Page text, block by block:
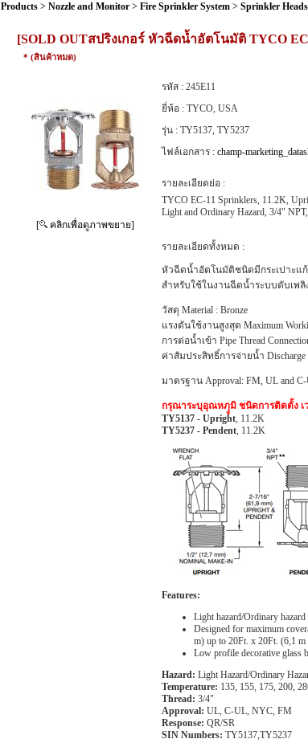
Products > Nozzle and Monitor > Fire Sprinkler System > Sprinkler Heads
[SOLD OUTสปริงเกอร์ หัวฉีดน้ำอัตโนมัติ TYCO
* (สินค้าหมด)
[ คลิกเพื่อดูภาพขยาย]
รหัส : 245E11
ยี่ห้อ : TYCO, USA
รุ่น : TY5137, TY5237
ไฟล์เอกสาร : champ-
รายละเอียดย่อ :
TYCO EC-11 Sprinklers, 11.2K,
Light and Ordinary Hazard, 3/4"
รายละเอียดทั้งหมด :
หัวฉีดน้ำอัตโนมัติชนิดมีกระเปาะแ
สำหรับใช้ในงานฉีดน้ำระบบดับเพลิ
วัสดุ Material : Bronze
แรงดันใช้งานสูงสุด Maximum
การต่อน้ำเข้า Pipe Thread
ค่าสัมประสิทธิ์การจ่ายน้ำ Discharge
มาตรฐาน Approval: FM, UL and C-
กรุณาระบุอุณหภุูมิ ชนิดการติตตั้ง เ
TY5137 - Upright, 11.2K
TY5237 - Pendent, 11.2K
Features:
Light hazard/Ordinary hazard
Designed for maximum
m) up to 20Ft. x 20Ft. (6,1
Low profile decorative glass
Hazard: Light Hazard/Ordinary
Temperature: 135, 155, 175, 200,
Thread: 3/4"
Approval: UL, C-UL, NYC, FM
Response: QR/SR
SIN Numbers: TY5137,TY5237